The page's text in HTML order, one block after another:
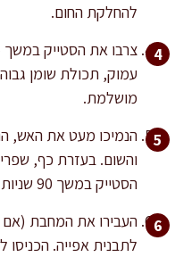
להחלקת החום.
עמוק, תכולת שומן
מושלמת.
הנמיכו מעט את האש,
והשום. בעזרת כף,
הסטייק במשך 90 שניות לשיפור עומק הטעם.
העבירו את המחבת (אם